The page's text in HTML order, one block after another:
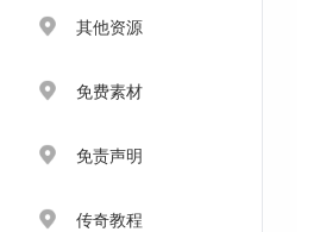
其他资源
免费素材
免责声明
传奇教程